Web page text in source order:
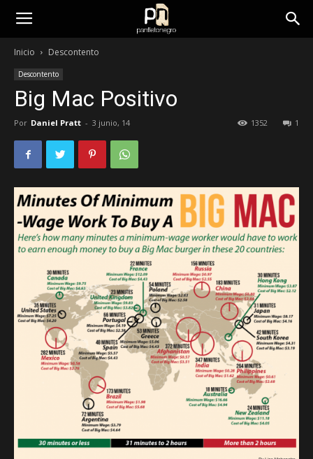
panfletonegro
Inicio Descontento
Descontento
Big Mac Positivo
Por Daniel Pratt - 3 junio, 14 1
1352